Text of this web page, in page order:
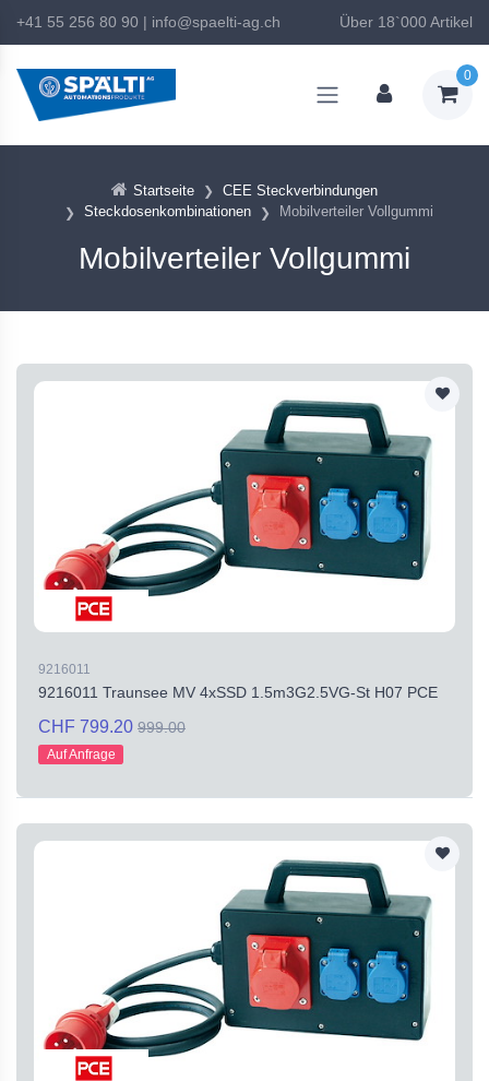
+41 55 256 80 90 | info@spaelti-ag.ch Über 18`000 Artikel
0
Startseite
CEE Steckverbindungen
Steckdosenkombinationen
Mobilverteiler Vollgummi
Mobilverteiler Vollgummi
9216011
9216011 Traunsee MV 4xSSD 1.5m3G2.5VG-St H07 PCE
CHF 799.20 999.00
Auf Anfrage